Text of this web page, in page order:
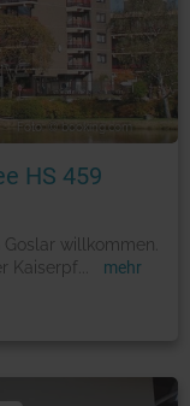
Foto: © booking.com
HS 459
willkommen.
Kaiserpf
mehr